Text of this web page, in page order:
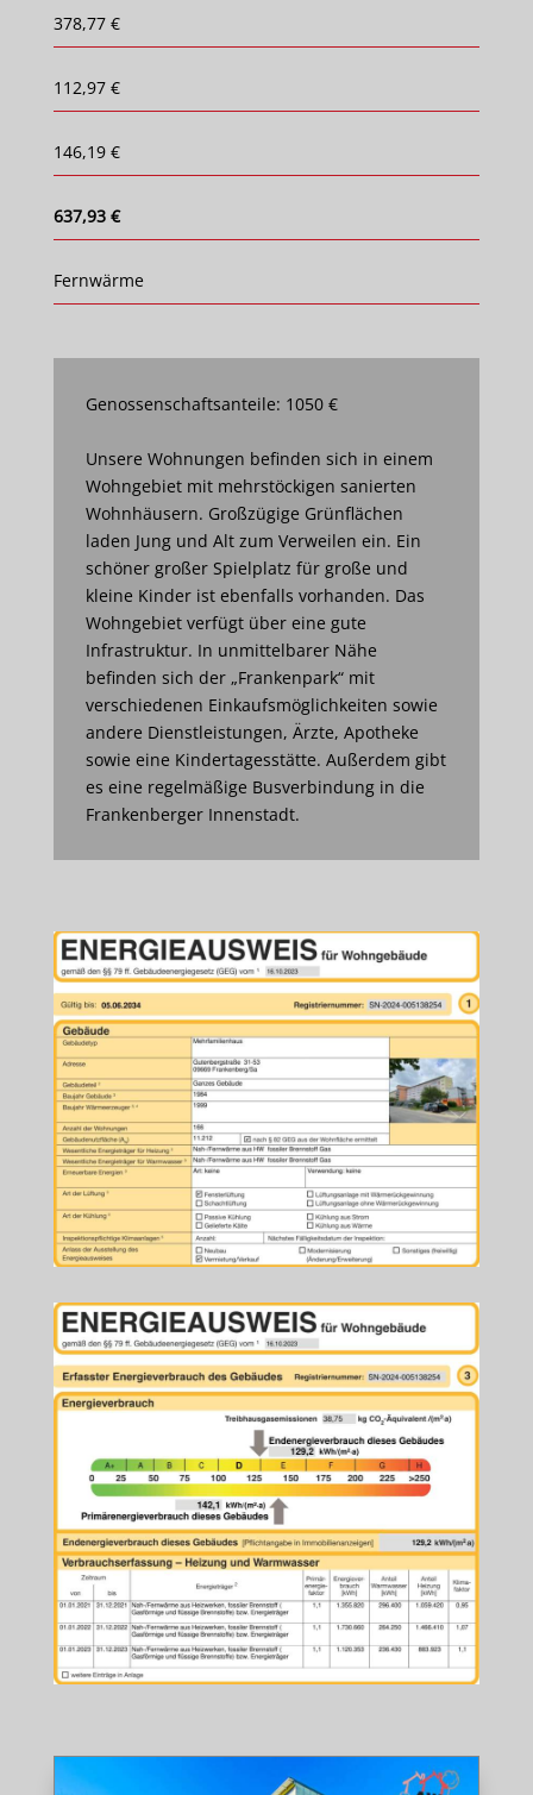
378,77 €
112,97 €
146,19 €
637,93 €
Fernwärme
Genossenschaftsanteile: 1050 €
Unsere Wohnungen befinden sich in einem
Wohngebiet mit mehrstöckigen sanierten
Wohnhäusern. Großzügige Grünflächen
laden Jung und Alt zum Verweilen ein. Ein
schöner großer Spielplatz für große und
kleine Kinder ist ebenfalls vorhanden. Das
Wohngebiet verfügt über eine gute
Infrastruktur. In unmittelbarer Nähe
befinden sich der „Frankenpark“ mit
verschiedenen Einkaufsmöglichkeiten sowie
andere Dienstleistungen, Ärzte, Apotheke
sowie eine Kindertagesstätte. Außerdem gibt
es eine regelmäßige Busverbindung in die
Frankenberger Innenstadt.